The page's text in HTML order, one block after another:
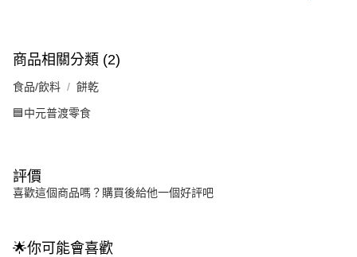
商品相關分類 (2)
食品/飲料 餅乾
🟦中元普渡零食
評價
喜歡這個商品嗎？購買後給他一個好評吧
🌟你可能會喜歡